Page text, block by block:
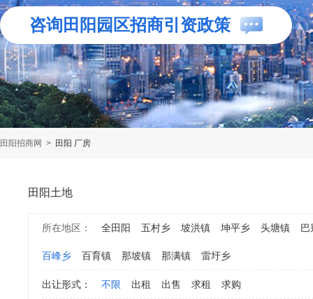
咨询田阳园区招商引资政策
田阳招商网 > 田阳 厂房
田阳土地
所在地区： 全田阳 五村乡 坡洪镇 坤平乡 头塘镇 巴
百峰乡 百育镇 那坡镇 那满镇 雷圩乡
出让形式： 不限 出租 出售 求租 求购